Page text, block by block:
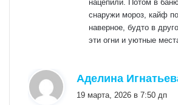
нацепили. Потом в
снаружи мороз, кайф
наверное, будто в
эти огни и уютные
Аделина
19 марта, 2026 в 7:50 дп